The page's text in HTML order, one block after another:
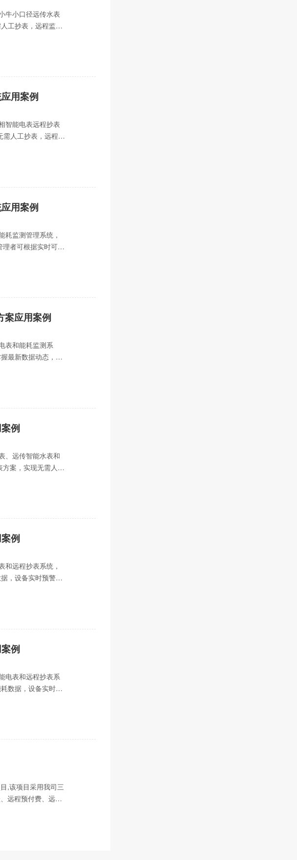
牛小口径远传水表
工抄表，远程监测
用案例
智能电表远程抄表
需人工抄表，远程抄
用案例
耗监测管理系统，
者可根据实时可视
案应用案例
表和能耗监测系
最新数据动态，提
例
、远传智能水表和
案，实现无需人工
例
和远程抄表系统，
，设备实时预警、
例
电表和远程抄表系
数据，设备实时预
,该项目采用我司三
远程预付费、远程